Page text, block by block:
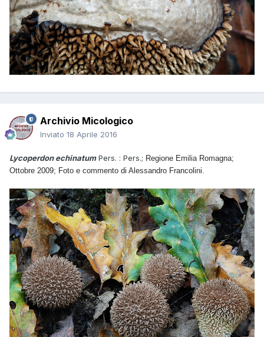
Archivio Micologico
Inviato 18 Aprile 2016
Lycoperdon echinatumPers. : Pers.; Regione Emilia Romagna;
Ottobre 2009; Foto e commento di Alessandro Francolini.